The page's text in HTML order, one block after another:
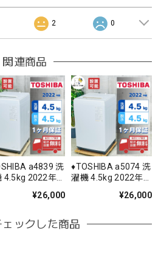
2 0
関連商品
a4839 洗
4.5kg 2022年
¥26,000
♦️TOSHIBA a5074 洗
濯機 4.5kg 2022年
¥26,000
ックした商品